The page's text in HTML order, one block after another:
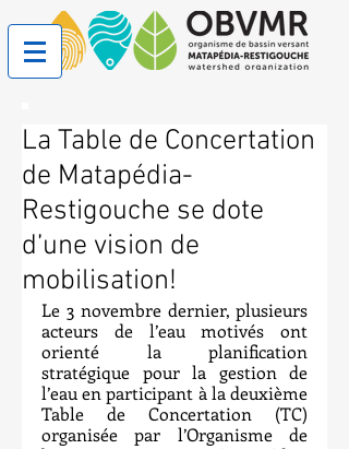
La Table de Concertation
de Matapédia-
Restigouche se dote
d’une vision de
mobilisation!
Le 3 novembre dernier, plusieurs
acteurs de l’eau motivés ont
orienté la planification
stratégique pour la gestion de
l’eau en participant à la deuxième
Table de Concertation (TC)
organisée par l’Organisme de